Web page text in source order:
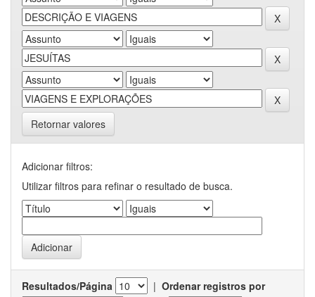
Retornar valores
Adicionar filtros:
Utilizar filtros para refinar o resultado de busca.
Resultados/Página | Ordenar registros por